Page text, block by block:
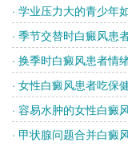
· 学业压力大的青少年
· 季节交替时白癜风患
· 换季时白癜风患者情
· 女性白癜风患者吃保
· 容易水肿的女性白癜
· 甲状腺问题合并白癜